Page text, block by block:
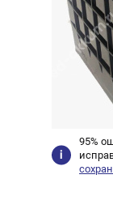
95%